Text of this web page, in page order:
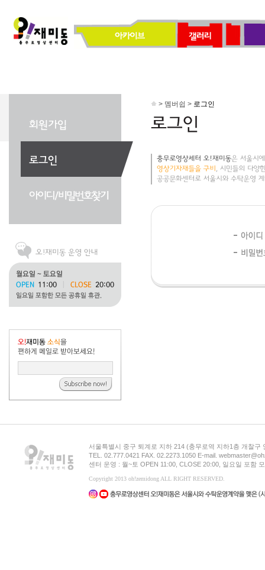
> 멤버쉽 > 로그인
서울특별시 중구 퇴계로 지하 214 (충무로역 지하1층 개찰구
TEL. 02.777.0421 FAX. 02.2273.1050 E-mail.
센터 운영 : 월~토 OPEN 11:00, CLOSE 20:00, 일요일 포함
Copyright 2013 oh!zemidong ALL RIGHT RESERVED.